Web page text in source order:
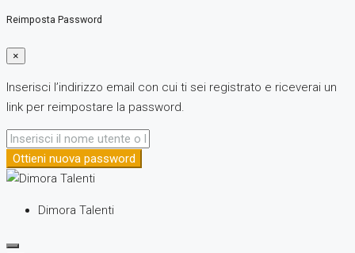
Reimposta Password
×
Inserisci l’indirizzo email con cui ti sei registrato e riceverai un
link per reimpostare la password.
Ottieni nuova password
Dimora Talenti